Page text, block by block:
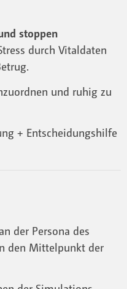
stoppen
durch Vitaldaten
und ruhig zu
+ Entscheidungshilfe
der Persona des
den Mittelpunkt der